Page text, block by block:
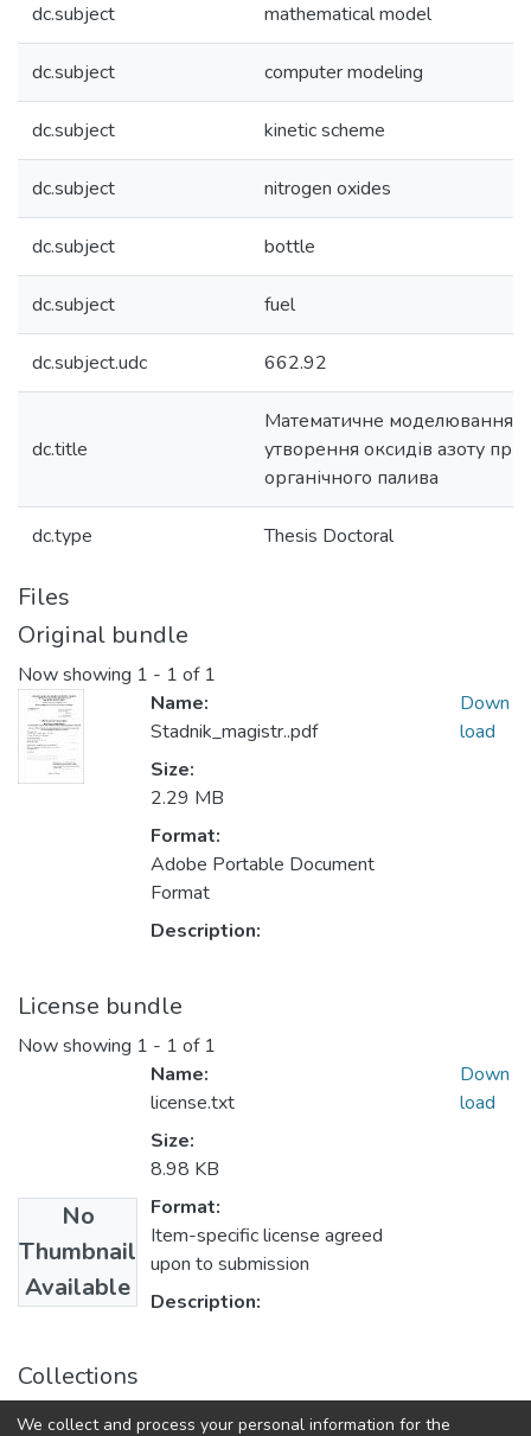
dc.subject mathematical model
dc.subject computer modeling
dc.subject kinetic scheme
dc.subject nitrogen oxides
dc.subject bottle
dc.subject fuel
dc.subject.udc 662.92
dc.title
Математичне моделювання
утворення оксидів азоту при
органічного палива
dc.type Thesis Doctoral
Files
Original bundle
Now showing 1 - 1 of 1
Name:
Stadnik_magistr..pdf
Size:
2.29 MB
Format:
Adobe Portable Document
Format
Description:
Down
load
License bundle
Now showing 1 - 1 of 1
No
Thumbnail
Available
Name:
license.txt
Size:
8.98 KB
Format:
Item-specific license agreed
upon to submission
Description:
Down
load
Collections
Магістерські роботи (КХТП)
We collect and process your personal information for the